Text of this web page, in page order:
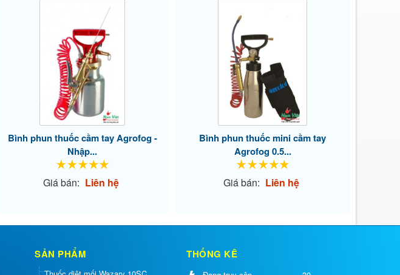
Bình phun thuốc cầm tay Agrofog -
Nhập...
Giá bán: Liên hệ
Bình phun thuốc mini cầm tay
Agrofog 0.5...
Giá bán: Liên hệ
SẢN PHẨM THỐNG KÊ